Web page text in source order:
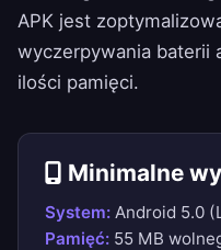
APK jest
wyczerpywania baterii
ilości pamięci.
Minimalne
System: Android 5.0
Pamięć: 55 MB